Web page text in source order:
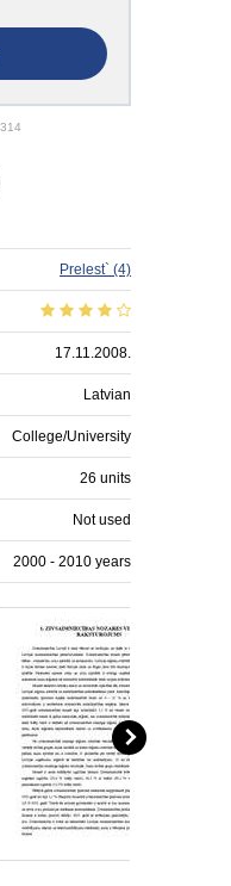
Prelest` (4)
17.11.2008.
Latvian
College/University
26 units
Not used
2000 - 2010 years